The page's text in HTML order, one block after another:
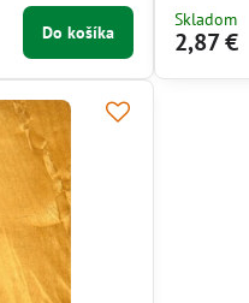
Do košíka
Skladom
2,87 €